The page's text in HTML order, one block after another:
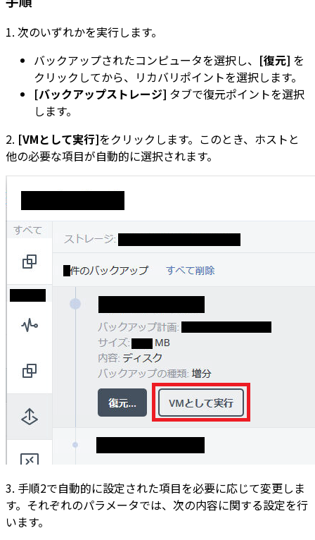
1. 次のいずれかを実行します。
バックアップされたコンピュータを選択し、 [復元] を
クリックしてから、リカバリポイントを選択します。
[バックアップストレージ] タブで復元ポイントを選択
します。
2. [VMとして実行]をクリックします。このとき、ホストと
他の必要な項目が自動的に選択されます。
3. 手順2で自動的に設定された項目を必要に応じて変更しま
す。それぞれのパラメータでは、次の内容に関する設定を行
います。